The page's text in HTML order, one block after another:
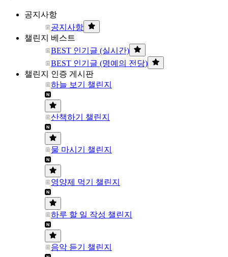
공지사항
공지사항
챌린지 베스트
BEST 인기글 (실시간)
BEST 인기글 (명예의 전당)
챌린지 인증 게시판
하늘 보기 챌린지
산책하기 챌린지
물 마시기 챌린지
영양제 먹기 챌린지
하루 할 일 작성 챌린지
음악 듣기 챌린지